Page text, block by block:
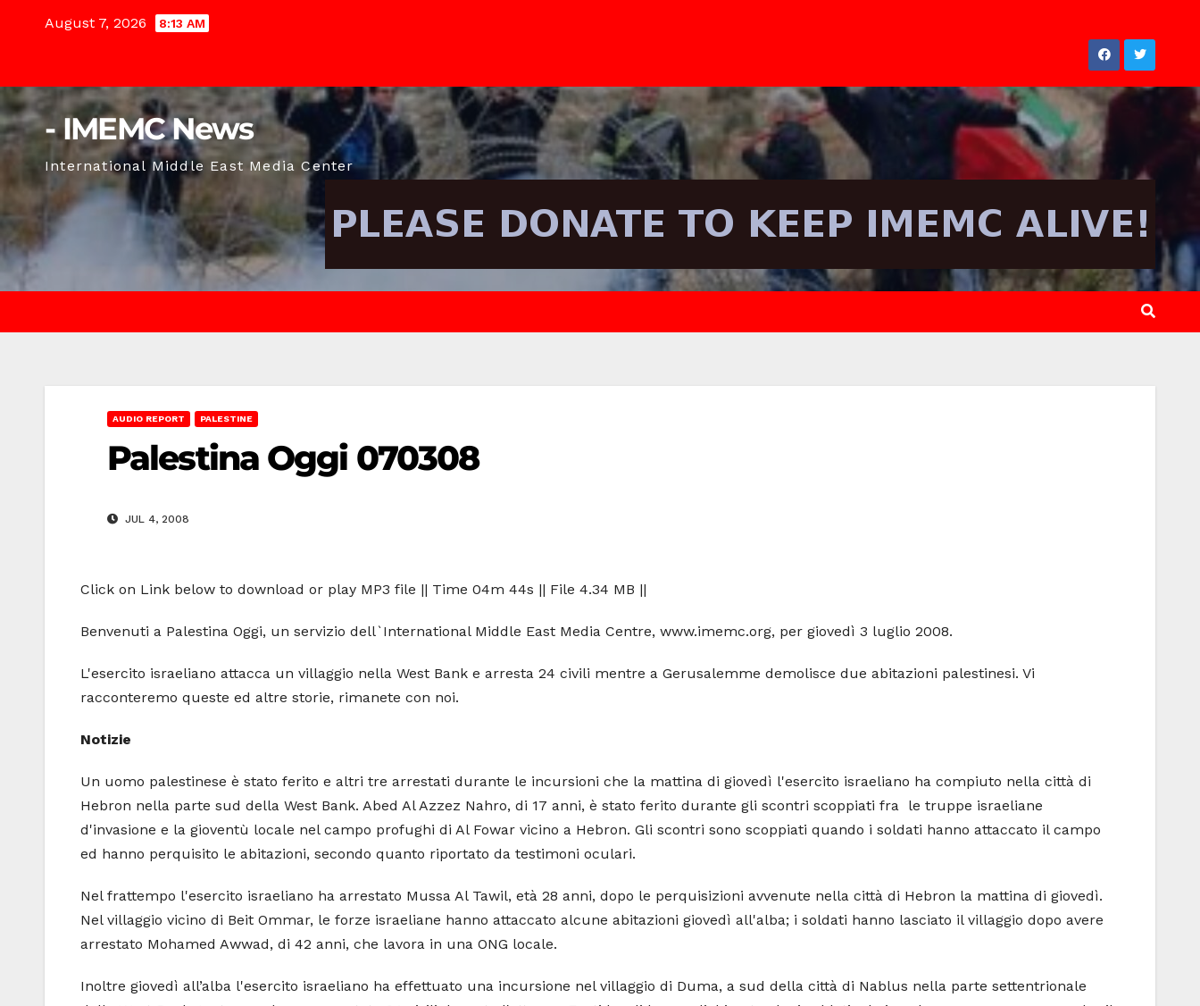
August 7, 2026 8:13 AM
- IMEMC News
International Middle East Media Center
AUDIO REPORT PALESTINE
Palestina Oggi 070308
JUL 4, 2008
Click on Link below to download or play MP3 file || Time 04m 44s || File 4.34 MB ||
Benvenuti a Palestina Oggi, un servizio dell`International Middle East Media Centre, www.imemc.org, per giovedì 3 luglio 2008.
L'esercito israeliano attacca un villaggio nella West Bank e arresta 24 civili mentre a Gerusalemme demolisce due abitazioni palestinesi. Vi
racconteremo queste ed altre storie, rimanete con noi.
Notizie
Un uomo palestinese è stato ferito e altri tre arrestati durante le incursioni che la mattina di giovedì l'esercito israeliano ha compiuto nella città di
Hebron nella parte sud della West Bank. Abed Al Azzez Nahro, di 17 anni, è stato ferito durante gli scontri scoppiati fra le truppe israeliane
d'invasione e la gioventù locale nel campo profughi di Al Fowar vicino a Hebron. Gli scontri sono scoppiati quando i soldati hanno attaccato il campo
ed hanno perquisito le abitazioni, secondo quanto riportato da testimoni oculari.
Nel frattempo l'esercito israeliano ha arrestato Mussa Al Tawil, età 28 anni, dopo le perquisizioni avvenute nella città di Hebron la mattina di giovedì.
Nel villaggio vicino di Beit Ommar, le forze israeliane hanno attaccato alcune abitazioni giovedì all'alba; i soldati hanno lasciato il villaggio dopo avere
arrestato Mohamed Awwad, di 42 anni, che lavora in una ONG locale.
Inoltre giovedì all’alba l'esercito israeliano ha effettuato una incursione nel villaggio di Duma, a sud della città di Nablus nella parte settentrionale